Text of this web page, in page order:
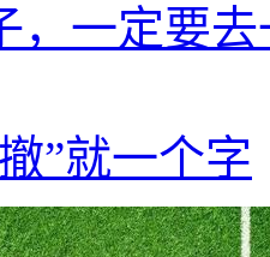
，一定要
”就一个字